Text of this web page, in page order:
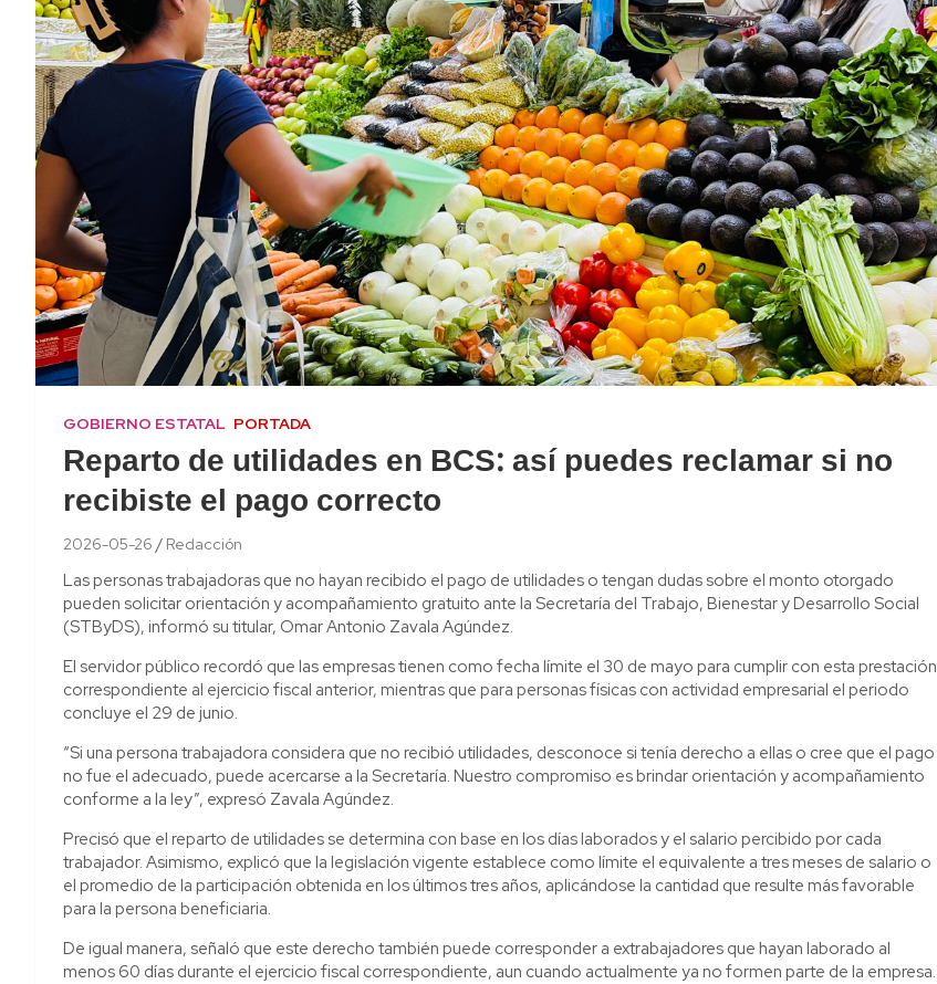
GOBIERNO ESTATAL PORTADA
Reparto de utilidades en BCS: así puedes reclamar si no
recibiste el pago correcto
2026-05-26 Redacción
Las personas trabajadoras que no hayan recibido el pago de utilidades o tengan dudas sobre el monto otorgado
pueden solicitar orientación y acompañamiento gratuito ante la Secretaría del Trabajo, Bienestar y Desarrollo Social
(STByDS), informó su titular, Omar Antonio Zavala Agúndez.
El servidor público recordó que las empresas tienen como fecha límite el 30 de mayo para cumplir con esta prestación
correspondiente al ejercicio fiscal anterior, mientras que para personas físicas con actividad empresarial el periodo
concluye el 29 de junio.
“Si una persona trabajadora considera que no recibió utilidades, desconoce si tenía derecho a ellas o cree que el pago
no fue el adecuado, puede acercarse a la Secretaría. Nuestro compromiso es brindar orientación y acompañamiento
conforme a la ley”, expresó Zavala Agúndez.
Precisó que el reparto de utilidades se determina con base en los días laborados y el salario percibido por cada
trabajador. Asimismo, explicó que la legislación vigente establece como límite el equivalente a tres meses de salario o
el promedio de la participación obtenida en los últimos tres años, aplicándose la cantidad que resulte más favorable
para la persona beneficiaria.
De igual manera, señaló que este derecho también puede corresponder a extrabajadores que hayan laborado al
menos 60 días durante el ejercicio fiscal correspondiente, aun cuando actualmente ya no formen parte de la empresa.